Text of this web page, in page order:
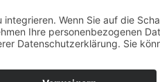
Dr. Veronika Hofinger
Freyung 1, 92539 Schönsee
Tel.:+49 (0)9674 / 92 48 78
veronika.hofinger@cebb.de